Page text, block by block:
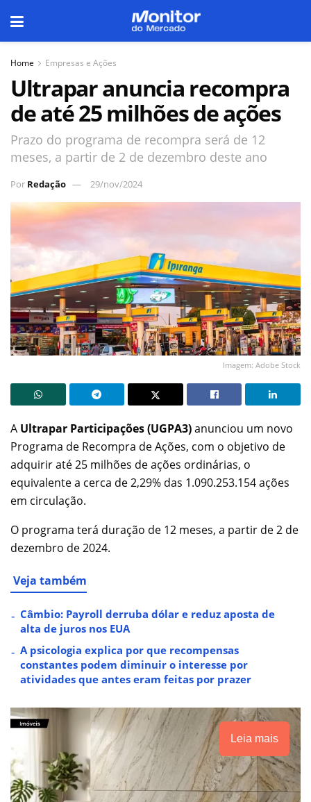
Home Empresas e Ações
Ultrapar anuncia recompra
de até 25 milhões de ações
Prazo do programa de recompra será de 12
meses, a partir de 2 de dezembro deste ano
Por Redação 29/nov/2024
Imagem: Adobe Stock
A Ultrapar Participações (UGPA3)anunciou um novo
Programa de Recompra de Ações, com o objetivo de
adquirir até 25 milhões de ações ordinárias, o
equivalente a cerca de 2,29% das 1.090.253.154 ações
em circulação.
O programa terá duração de 12 meses, a partir de 2 de
dezembro de 2024.
Veja também
Câmbio: Payroll derruba dólar e reduz aposta de
alta de juros nos EUA
A psicologia explica por que recompensas
constantes podem diminuir o interesse por
atividades que antes eram feitas por prazer
Leia mais